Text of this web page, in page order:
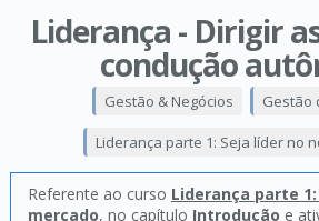
Liderança - Dirigir
condução
Gestão & Negócios Gestão
Liderança parte 1: Seja líder no
Referente ao curso Liderança parte
mercado, no capítulo Introdução e